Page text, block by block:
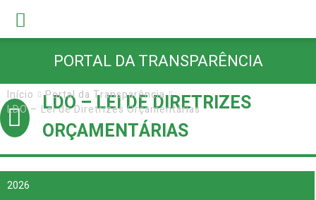
PORTAL DA TRANSPARÊNCIA
Início
Portal da Transparência
LDO – Lei de Diretrizes Orçamentárias
LDO – LEI DE DIRETRIZES
ORÇAMENTÁRIAS
2026